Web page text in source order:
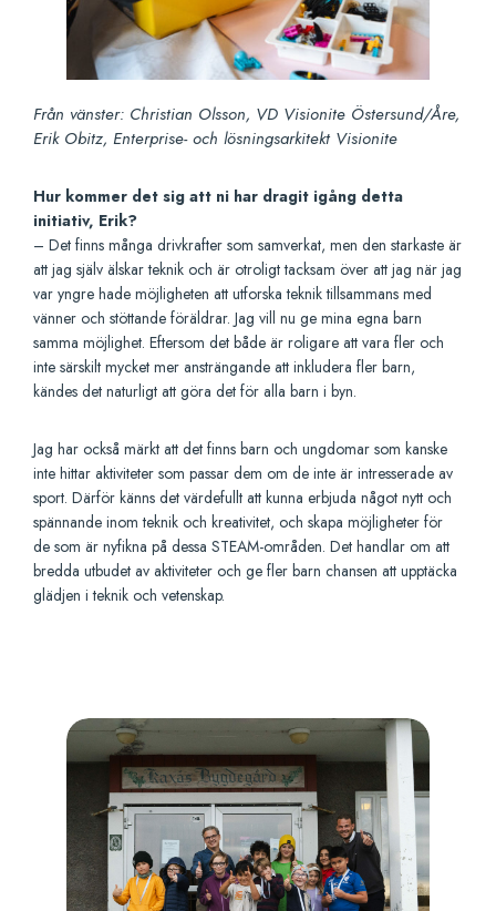
Från vänster: Christian Olsson, VD Visionite Östersund/Åre,
Erik Obitz, Enterprise- och lösningsarkitekt Visionite
Hur kommer det sig att ni har dragit igång detta
initiativ, Erik?
– Det finns många drivkrafter som samverkat, men den starkaste är
att jag själv älskar teknik och är otroligt tacksam över att jag när jag
var yngre hade möjligheten att utforska teknik tillsammans med
vänner och stöttande föräldrar. Jag vill nu ge mina egna barn
samma möjlighet. Eftersom det både är roligare att vara fler och
inte särskilt mycket mer ansträngande att inkludera fler barn,
kändes det naturligt att göra det för alla barn i byn.
Jag har också märkt att det finns barn och ungdomar som kanske
inte hittar aktiviteter som passar dem om de inte är intresserade av
sport. Därför känns det värdefullt att kunna erbjuda något nytt och
spännande inom teknik och kreativitet, och skapa möjligheter för
de som är nyfikna på dessa STEAM-områden. Det handlar om att
bredda utbudet av aktiviteter och ge fler barn chansen att upptäcka
glädjen i teknik och vetenskap.